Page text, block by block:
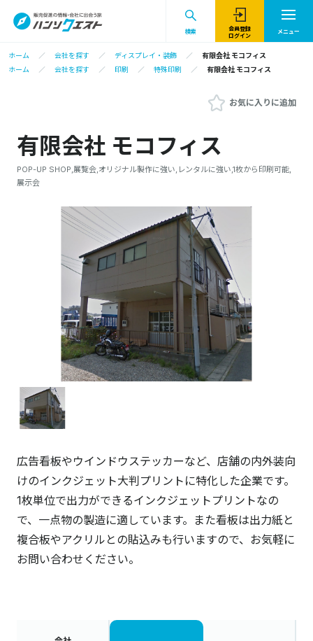
検索
会員登録
ログイン
メニュー
ホーム 会社を探す ディスプレイ・装飾
有限会社 モコフィス
ホーム
会社を探す 印刷 特殊印刷 有限会社 モコフィス
お気に入りに追加
有限会社 モコフィス
POP-UP SHOP,展覧会,オリジナル製作に強い,レンタルに強い,1枚から印刷可能,
展示会
広告看板やウインドウステッカーなど、店舗の内外装向
けのインクジェット大判プリントに特化した企業です。
1枚単位で出力ができるインクジェットプリントなの
で、一点物の製造に適しています。また看板は出力紙と
複合板やアクリルとの貼込みも行いますので、お気軽に
お問い合わせください。